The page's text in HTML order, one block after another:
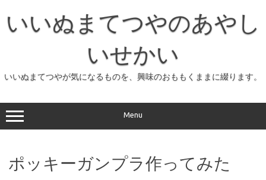
プ
いいぬまてつやのあやし
いせかい
いいぬまてつやが気になるものを、興味のおももくままに綴ります。
Menu
ポッキーガンプラ作ってみた